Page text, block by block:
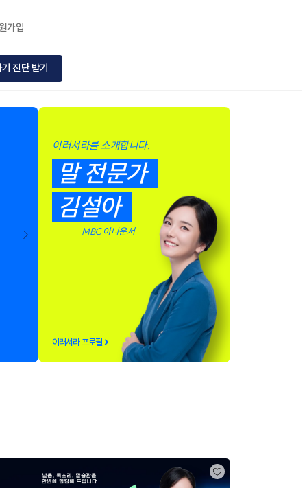
가입
진단 받기
매일 따라하며
내 몸에 익히는 말습관
언제 어디서든 온라인 수업을 진행할 수 있
온라인 클래스 보기 >
이러서라를 소개합니다.
말 전문가
김설아
MBC 아나운서
이러서라 프로필